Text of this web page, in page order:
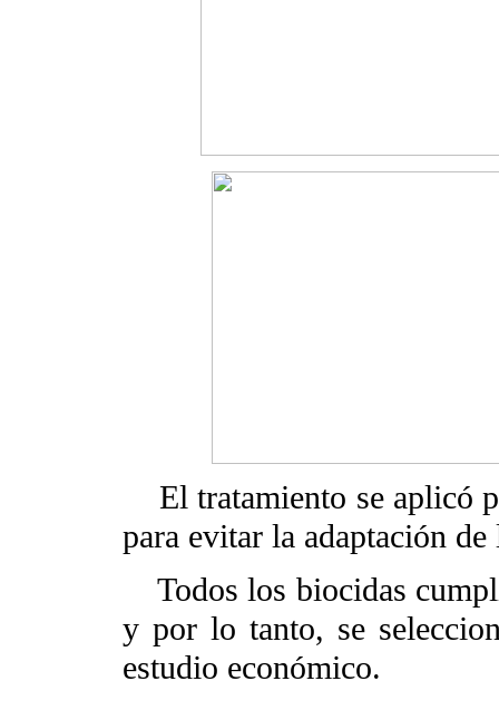
El tratamiento se aplicó
para evitar la adaptación
Todos los biocidas
y por lo tanto, se
estudio económico.